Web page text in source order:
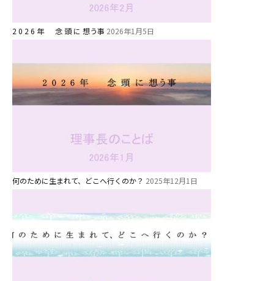
2 0 2 6 年 念 頭 に 想う事 2026年1月5日
何のために生まれて、どこへ行くのか？ 2025年12月1日
美⽊多チコス
美⽊多チコスについて
美⽊多チコスブログ
0歳親子登園［マカロンクラス ]
1歳・2歳親子登園［マリポサクラ
ス ]
グループ施設・
関係先リンク